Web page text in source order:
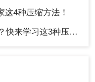
4种压缩方法！
习这3种压缩方法！